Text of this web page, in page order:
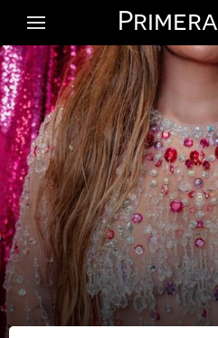
Primera